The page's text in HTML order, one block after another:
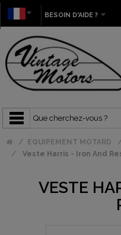
BESOIN D'AIDE ?
EQUIPEMENT MOTARD
Veste Harris - Iron And
VESTE